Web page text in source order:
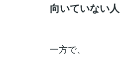
向いていない人
一方で、